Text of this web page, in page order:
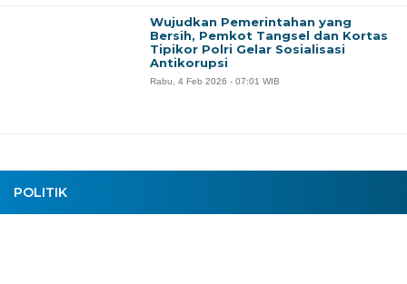
POLITIK
Wujudkan Pemerintahan yang
Bersih, Pemkot Tangsel dan Kortas
Tipikor Polri Gelar Sosialisasi
Antikorupsi
Rabu, 4 Feb 2026 - 07:01 WIB